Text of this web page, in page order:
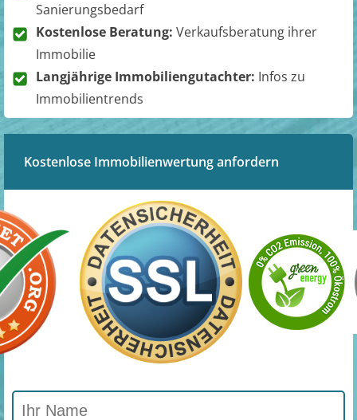
Sanierungsbedarf
Kostenlose Beratung: Verkaufsberatung ihrer
Immobilie
Langjährige Immobiliengutachter: Infos zu
Immobilientrends
Kostenlose Immobilienwertung anfordern